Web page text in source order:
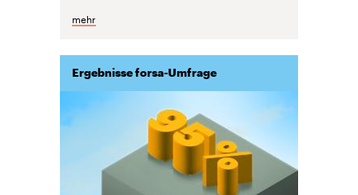
mehr
Ergebnisse forsa-Umfrage